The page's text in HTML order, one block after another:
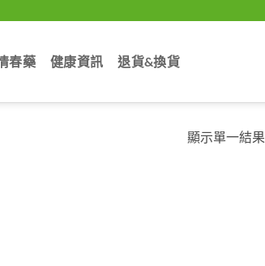
春藥 健康資訊 退貨&換貨
顯示單一結果